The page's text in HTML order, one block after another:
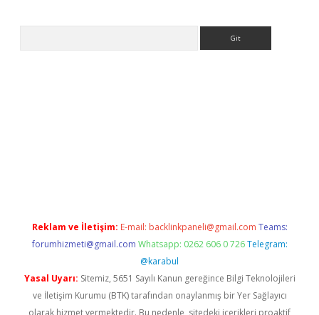
Reklam ve İletişim: E-mail: backlinkpaneli@gmail.com Teams:
forumhizmeti@gmail.com Whatsapp: 0262 606 0 726 Telegram:
@karabul
Yasal Uyarı: Sitemiz, 5651 Sayılı Kanun gereğince Bilgi Teknolojileri
ve İletişim Kurumu (BTK) tarafından onaylanmış bir Yer Sağlayıcı
olarak hizmet vermektedir. Bu nedenle, sitedeki içerikleri proaktif